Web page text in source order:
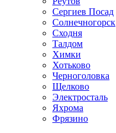
Сергиев Посад
Солнечногорск
Сходня
Талдом
Химки
Хотьково
Черноголовка
Щелково
Электросталь
Яхрома
Фрязино